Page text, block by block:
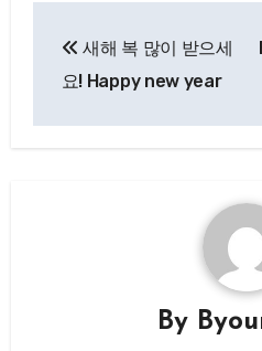
탐
새해 복 많이 받으세
요! Happy new year
By